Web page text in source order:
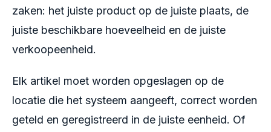
zaken: het juiste product op de juiste plaats, de
juiste beschikbare hoeveelheid en de juiste
verkoopeenheid.
Elk artikel moet worden opgeslagen op de
locatie die het systeem aangeeft, correct worden
geteld en geregistreerd in de juiste eenheid. Of